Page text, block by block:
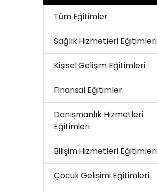
Tüm Eğitimler
Sağlık Hizmetleri Eğitimleri
Kişisel Gelişim Eğitimleri
Finansal Eğitimler
Danışmanlık Hizmetleri
Eğitimleri
Bilişim Hizmetleri Eğitimleri
Çocuk Gelişimi Eğitimleri